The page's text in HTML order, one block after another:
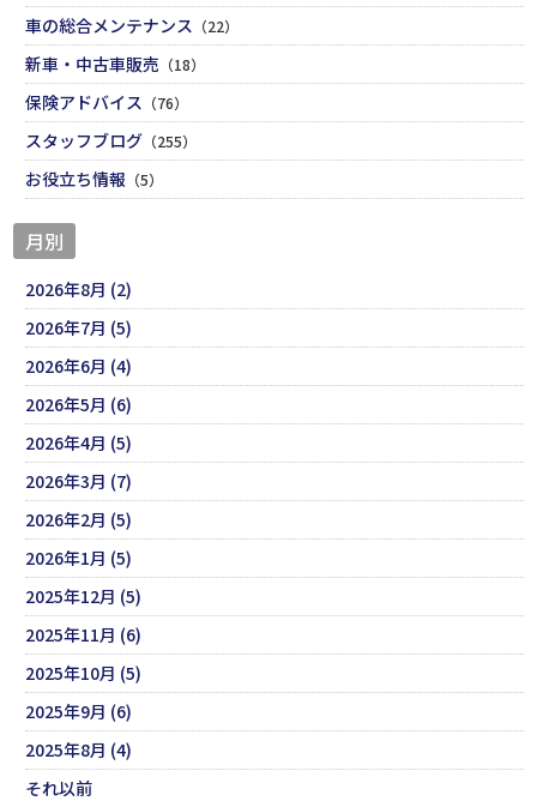
車の総合メンテナンス （22）
新車・中古車販売 （18）
保険アドバイス （76）
スタッフブログ （255）
お役立ち情報 （5）
月別
2026年8月 (2)
2026年7月 (5)
2026年6月 (4)
2026年5月 (6)
2026年4月 (5)
2026年3月 (7)
2026年2月 (5)
2026年1月 (5)
2025年12月 (5)
2025年11月 (6)
2025年10月 (5)
2025年9月 (6)
2025年8月 (4)
それ以前